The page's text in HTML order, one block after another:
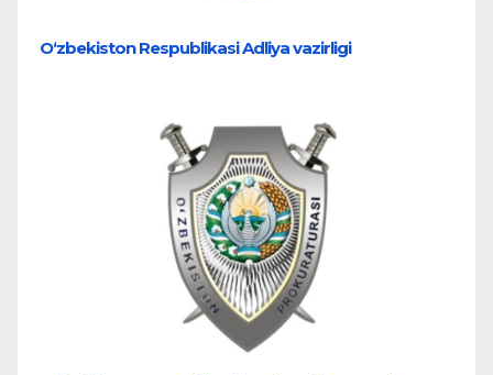
O‘zbekiston Respublikasi Adliya vazirligi